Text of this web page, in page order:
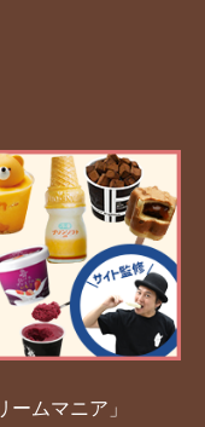
ムマニア」